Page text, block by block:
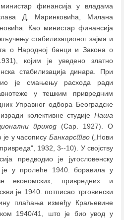
финансија у владама
Д. Маринковића, Милана
Као министар финансија
стабилизационог зајма и
о Народној банци и Закона о
којим је уведено златно
стабилизација динара. При
је смањењу расхода ради
у тешким привредним
Управног одбора Београдске
колективне студије Наша
приход (Сар. 1927). О
је у часопису Банкарство(„Нови
1932, 3--10). У својству
предводио је југословенску
је у пролеће 1940. боравила у
економских, привредних и
је 1940. потписао трговински
плаћања између Краљевине
1940/41, што је био увод у